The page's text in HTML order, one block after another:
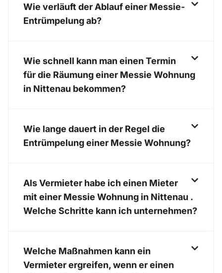
Wie verläuft der Ablauf einer Messie-
Entrümpelung ab?
Wie schnell kann man einen Termin
für die Räumung einer Messie Wohnung
in Nittenau bekommen?
Wie lange dauert in der Regel die
Entrümpelung einer Messie Wohnung?
Als Vermieter habe ich einen Mieter
mit einer Messie Wohnung in Nittenau .
Welche Schritte kann ich unternehmen?
Welche Maßnahmen kann ein
Vermieter ergreifen, wenn er einen